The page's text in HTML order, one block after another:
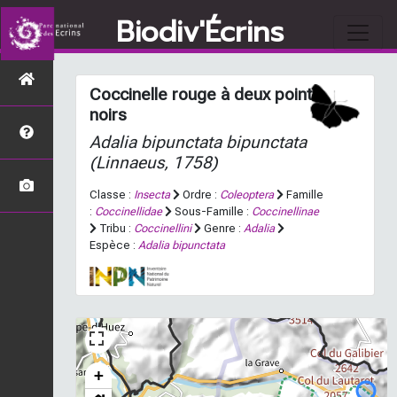
Biodiv'Écrins
Coccinelle rouge à deux points
noirs
Adalia bipunctata bipunctata
(Linnaeus, 1758)
Classe : Insecta Ordre : Coleoptera
Famille
: Coccinellidae Sous-Famille : Coccinellinae
Tribu : Coccinellini Genre : Adalia
Espèce : Adalia bipunctata
+